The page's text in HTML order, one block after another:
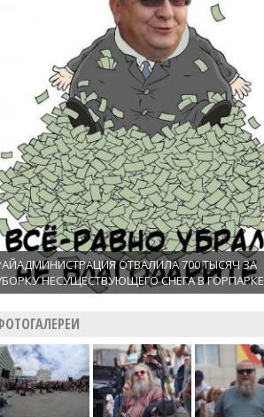
ОТВАЛИЛА 700 ТЫСЯЧ ЗА
НЕСУЩЕСТВУЮЩЕГО СНЕГА В ГОРПАРКЕ